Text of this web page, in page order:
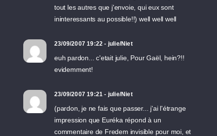
tout les autres que j'envoie, qui eux sont
ininteressants au possible!!) well well well
23/09/2007 19:22 - julie/Niet
euh pardon... c'etait julie, Pour Gaël, hein?!!
evidemment!
23/09/2007 19:21 - julie/Niet
(pardon, je ne fais que passer... j'ai l'étrange
impression que Euréka répond à un
commentaire de Fredem invisible pour moi, et